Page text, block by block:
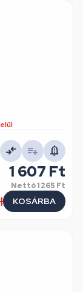
1 607 Ft
Nettó1 265 Ft
KOSÁRBA